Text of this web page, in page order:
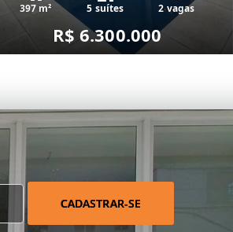
397 m² 5 suítes 2 vagas
R$ 6.300.000
CADASTRAR-SE